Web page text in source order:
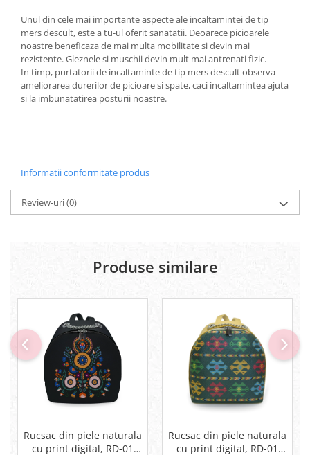
Unul din cele mai importante aspecte ale incaltamintei de tip
mers descult, este a tu-ul oferit sanatatii. Deoarece picioarele
noastre beneficaza de mai multa mobilitate si devin mai
rezistente. Gleznele si muschii devin mult mai antrenati fizic.
In timp, purtatorii de incaltaminte de tip mers descult observa
ameliorarea durerilor de picioare si spate, caci incaltamintea ajuta
si la imbunatatirea posturii noastre.
Informatii conformitate produs
Review-uri(0)
Produse similare
Rucsac din piele naturala
cu print digital, RD-01
Rucsac din piele naturala
cu print digital, RD-01